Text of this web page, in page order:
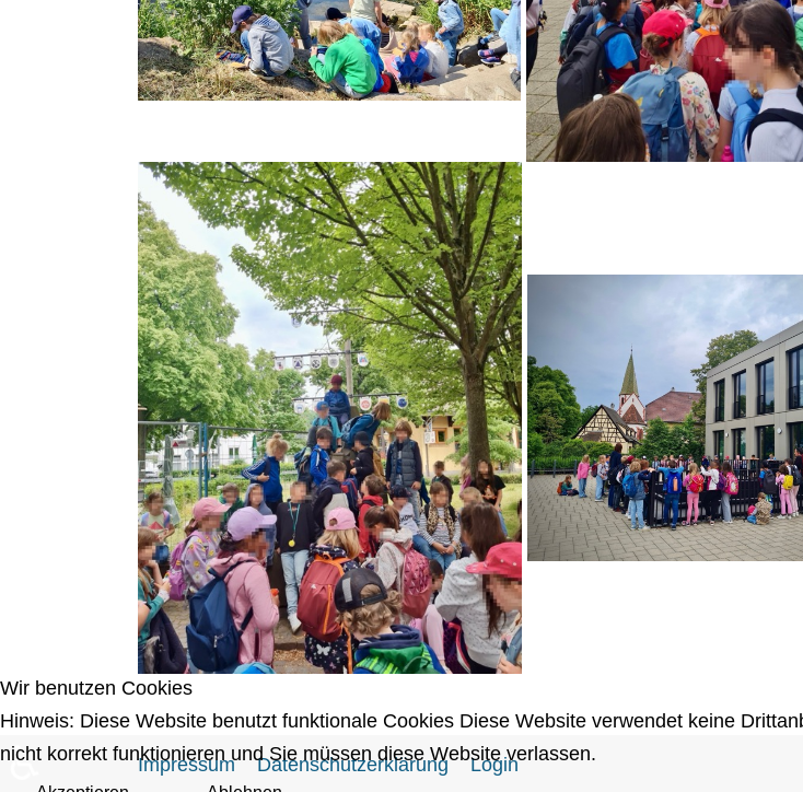
Impressum Datenschutzerklärung Login
Wir benutzen Cookies
Hinweis: Diese Website benutzt funktionale Cookies Diese Website verwendet keine
nicht korrekt funktionieren und Sie müssen diese Website verlassen.